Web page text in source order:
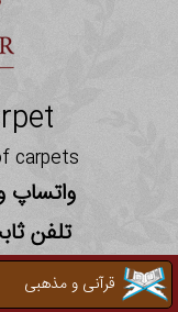
carpets
واتساپ و ایتا
تلفن ثابت
قرآنی و مذهبی